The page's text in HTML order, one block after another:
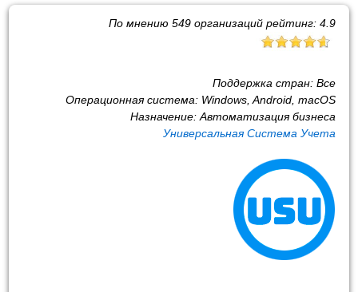
По мнению 549организаций рейтинг: 4.9
Поддержка стран: Все
Операционная система: Windows, Android, macOS
Назначение: Автоматизация бизнеса
Универсальная Система Учета